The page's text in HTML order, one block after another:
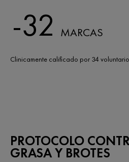
-32 MARCAS
Clinicamente calificado por 34
PROTOCOLO
GRASA Y BROTES